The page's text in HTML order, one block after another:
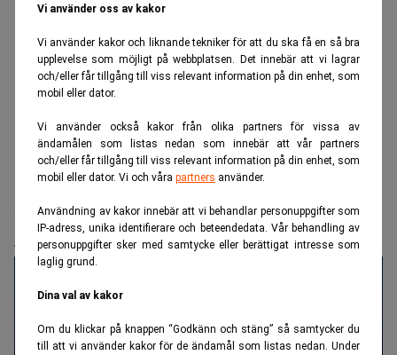
Vi använder oss av kakor
Vi använder kakor och liknande tekniker för att du ska få en så bra
upplevelse som möjligt på webbplatsen. Det innebär att vi lagrar
och/eller får tillgång till viss relevant information på din enhet, som
mobil eller dator.
Vi använder också kakor från olika partners för vissa av
ändamålen som listas nedan som innebär att vår partners
och/eller får tillgång till viss relevant information på din enhet, som
mobil eller dator. Vi och våra partners använder.
Användning av kakor innebär att vi behandlar personuppgifter som
IP-adress, unika identifierare och beteendedata. Vår behandling av
personuppgifter sker med samtycke eller berättigat intresse som
laglig grund.
Dina val av kakor
Om du klickar på knappen “Godkänn och stäng” så samtycker du
till att vi använder kakor för de ändamål som listas nedan. Under
Realtid.se Börs & finans
Samsung utmanar Meta med egna AI-
glasögon